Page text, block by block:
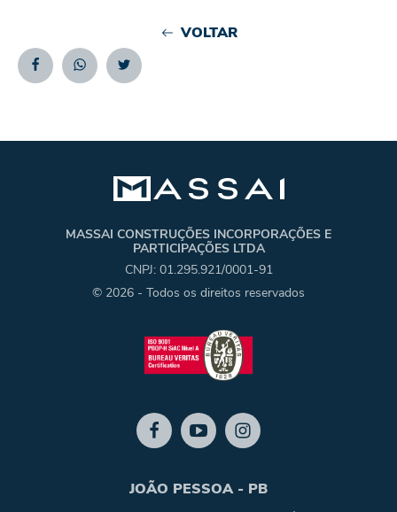
VOLTAR
FacebookWhatsappTwitter
MASSAI CONSTRUÇÕES INCORPORAÇÕES E
PARTICIPAÇÕES LTDA
CNPJ: 01.295.921/0001-91
© 2026 - Todos os direitos reservados
JOÃO PESSOA - PB